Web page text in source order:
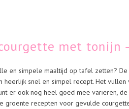
met tonijn
en simpele maaltijd op tafel zetten?
heerlijk snel en simpel recept. Het
er ook nog heel goed mee variëren,
groente recepten voor gevulde